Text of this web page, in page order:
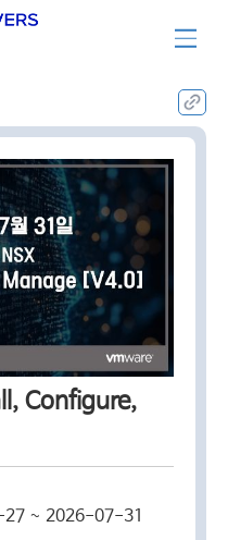
Configure,
~ 2026-07-31